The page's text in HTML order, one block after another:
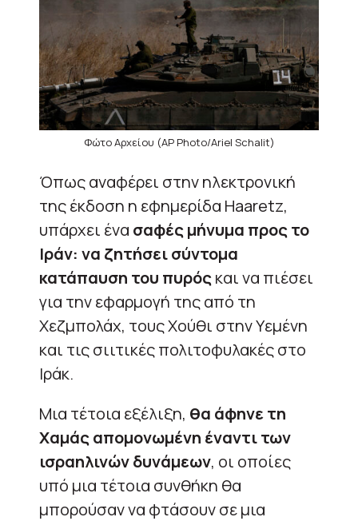
Φώτο Αρχείου (AP Photo/Ariel Schalit)
Όπως αναφέρει στην ηλεκτρονική
της έκδοση η εφημερίδα Haaretz,
υπάρχει ένα σαφές μήνυμα προς το
Ιράν: να ζητήσει σύντομα
κατάπαυση του πυρόςκαι να πιέσει
για την εφαρμογή της από τη
Χεζμπολάχ, τους Χούθι στην Υεμένη
και τις σιιτικές πολιτοφυλακές στο
Ιράκ.
Μια τέτοια εξέλιξη, θα άφηνε τη
Χαμάς απομονωμένη έναντι των
ισραηλινών δυνάμεων, οι οποίες
υπό μια τέτοια συνθήκη θα
μπορούσαν να φτάσουν σε μια